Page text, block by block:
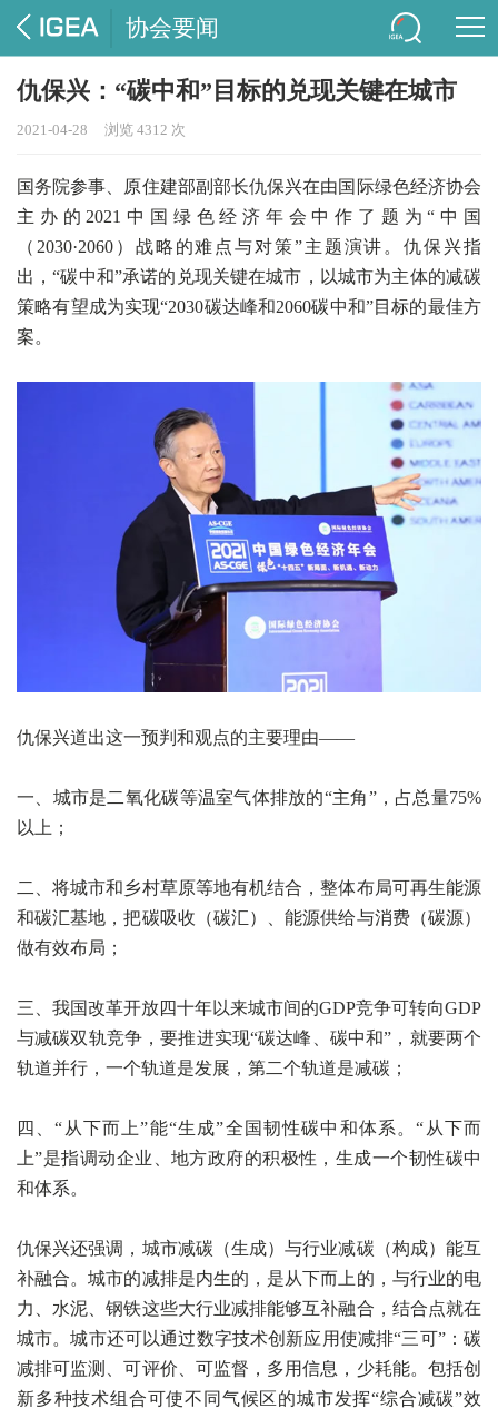
协会要闻
仇保兴：“碳中和”目标的兑现关键在城市
2021-04-28 浏览 4312 次
国务院参事、原住建部副部长仇保兴在由国际绿色经济协会
主办的2021中国绿色经济年会中作了题为“中国
（2030·2060）战略的难点与对策”主题演讲。仇保兴指
出，“碳中和”承诺的兑现关键在城市，以城市为主体的减碳
策略有望成为实现“2030碳达峰和2060碳中和”目标的最佳方
案。
仇保兴道出这一预判和观点的主要理由——
一、城市是二氧化碳等温室气体排放的“主角”，占总量75%
以上；
二、将城市和乡村草原等地有机结合，整体布局可再生能源
和碳汇基地，把碳吸收（碳汇）、能源供给与消费（碳源）
做有效布局；
三、我国改革开放四十年以来城市间的GDP竞争可转向GDP
与减碳双轨竞争，要推进实现“碳达峰、碳中和”，就要两个
轨道并行，一个轨道是发展，第二个轨道是减碳；
四、“从下而上”能“生成”全国韧性碳中和体系。“从下而
上”是指调动企业、地方政府的积极性，生成一个韧性碳中
和体系。
仇保兴还强调，城市减碳（生成）与行业减碳（构成）能互
补融合。城市的减排是内生的，是从下而上的，与行业的电
力、水泥、钢铁这些大行业减排能够互补融合，结合点就在
城市。城市还可以通过数字技术创新应用使减排“三可”：碳
减排可监测、可评价、可监督，多用信息，少耗能。包括创
新多种技术组合可使不同气候区的城市发挥“综合减碳”效